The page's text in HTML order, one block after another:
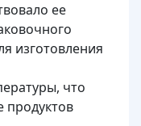
ее
изготовления
что
продуктов